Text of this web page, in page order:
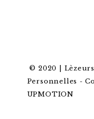
© 2020 |
Personnelles -
UPMOTION